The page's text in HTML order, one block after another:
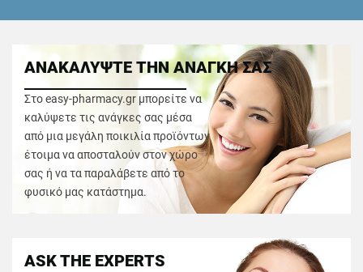
ΑΝΑΚΑΛΥΨΤΕ ΤΗΝ ΑΝΑΓΚΗ ΣΑΣ
Στο easy-pharmacy.gr μπορείτε να
καλύψετε τις ανάγκες σας μέσα
από μια μεγάλη ποικιλία προϊόντων
έτοιμα να αποσταλούν στον χώρο
σας ή να τα παραλάβετε από το
φυσικό μας κατάστημα.
ASK THE EXPERTS